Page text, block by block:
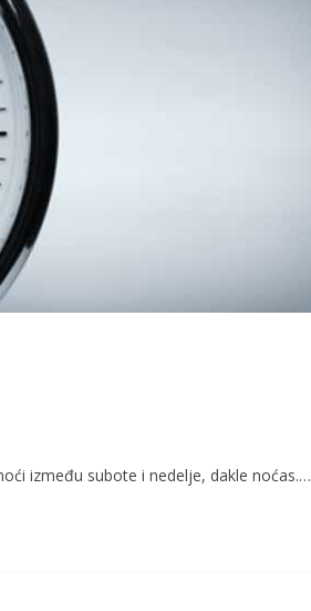
između subote i nedelje, dakle noćas.…